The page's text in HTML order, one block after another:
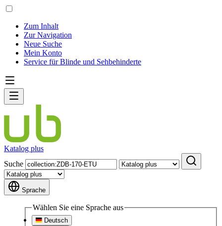
Zum Inhalt
Zur Navigation
Neue Suche
Mein Konto
Service für Blinde und Sehbehinderte
Katalog plus
Suche
Sprache
Wählen Sie eine Sprache aus
Deutsch